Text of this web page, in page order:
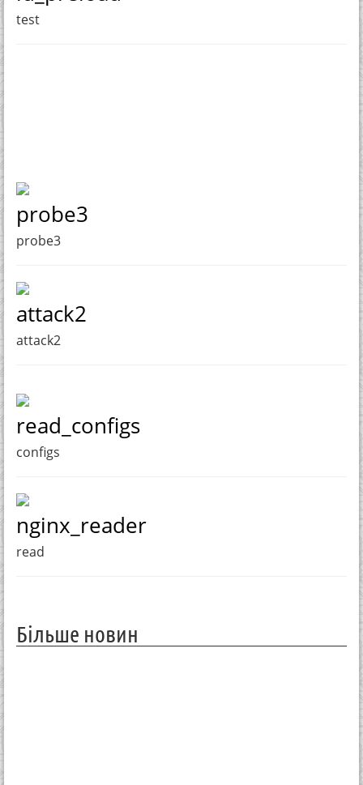
test
probe3
probe3
attack2
attack2
read_configs
configs
nginx_reader
read
Більше новин